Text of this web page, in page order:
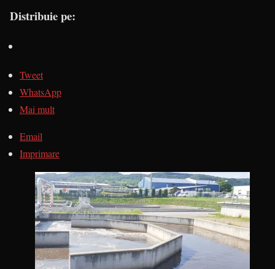
Distribuie pe:
Tweet
WhatsApp
Mai mult
Email
Imprimare